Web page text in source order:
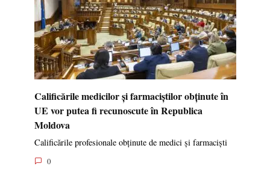
Calificările medicilor și farmaciștilor obținute în
UE vor putea fi recunoscute în Republica
Moldova
Calificările profesionale obținute de medici și farmaciști
0